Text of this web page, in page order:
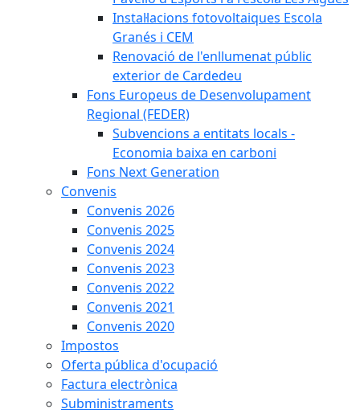
Instal·lacions fotovoltaiques Escola
Granés i CEM
Renovació de l'enllumenat públic
exterior de Cardedeu
Fons Europeus de Desenvolupament
Regional (FEDER)
Subvencions a entitats locals -
Economia baixa en carboni
Fons Next Generation
Convenis
Convenis 2026
Convenis 2025
Convenis 2024
Convenis 2023
Convenis 2022
Convenis 2021
Convenis 2020
Impostos
Oferta pública d'ocupació
Factura electrònica
Subministraments